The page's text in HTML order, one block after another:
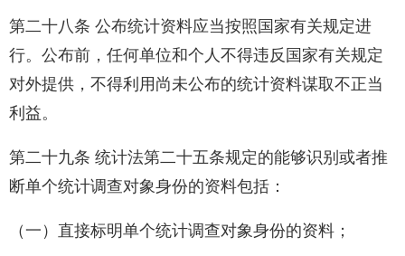
第二十八条 公布统计资料应当按照国家有关规定进
行。公布前，任何单位和个人不得违反国家有关规定
对外提供，不得利用尚未公布的统计资料谋取不正当
利益。
第二十九条 统计法第二十五条规定的能够识别或者推
断单个统计调查对象身份的资料包括：
（一）直接标明单个统计调查对象身份的资料；